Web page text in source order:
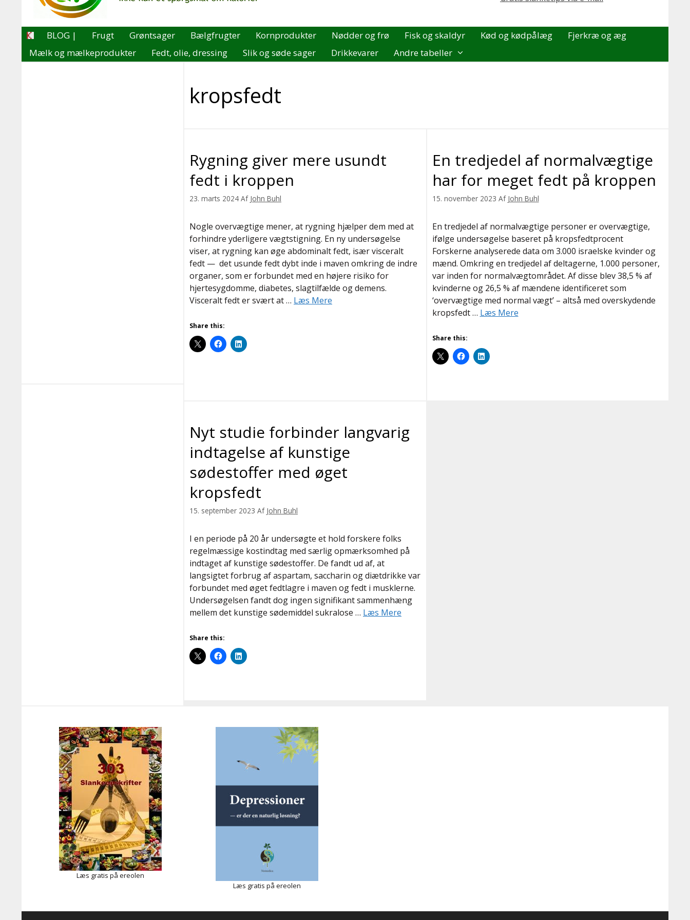
BLOG | Frugt Grøntsager Bælgfrugter Kornprodukter Nødder og frø Fisk og skaldyr Kød og kødpålæg
Fjerkræ og æg
Mælk og mælkeprodukter
Fedt, olie, dressing Slik og søde sager Drikkevarer Andre tabeller
kropsfedt
Rygning giver mere usundt
fedt i kroppen
23. marts 2024 Af John Buhl
Nogle overvægtige mener, at rygning hjælper dem med at
forhindre yderligere vægtstigning. En ny undersøgelse
viser, at rygning kan øge abdominalt fedt, især visceralt
fedt — det usunde fedt dybt inde i maven omkring de indre
organer, som er forbundet med en højere risiko for
hjertesygdomme, diabetes, slagtilfælde og demens.
Visceralt fedt er svært at … Læs Mere
Share this:
En tredjedel af normalvægtige
har for meget fedt på kroppen
15. november 2023 Af John Buhl
En tredjedel af normalvægtige personer er overvægtige,
ifølge undersøgelse baseret på kropsfedtprocent
Forskerne analyserede data om 3.000 israelske kvinder og
mænd. Omkring en tredjedel af deltagerne, 1.000 personer,
var inden for normalvægtområdet. Af disse blev 38,5 % af
kvinderne og 26,5 % af mændene identificeret som
‘overvægtige med normal vægt’ – altså med overskydende
kropsfedt … Læs Mere
Share this:
Nyt studie forbinder langvarig
indtagelse af kunstige
sødestoffer med øget
kropsfedt
15. september 2023 Af John Buhl
I en periode på 20 år undersøgte et hold forskere folks
regelmæssige kostindtag med særlig opmærksomhed på
indtaget af kunstige sødestoffer. De fandt ud af, at
langsigtet forbrug af aspartam, saccharin og diætdrikke var
forbundet med øget fedtlagre i maven og fedt i musklerne.
Undersøgelsen fandt dog ingen signifikant sammenhæng
mellem det kunstige sødemiddel sukralose … Læs Mere
Share this:
Læs gratis på ereolen
Læs gratis på ereolen